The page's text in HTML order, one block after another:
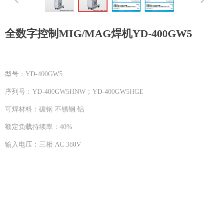
全数字控制MIG/MAG焊机YD-400GW5
型号：YD-400GW5
序列号：YD-400GW5HNW；YD-400GW5HGE
可焊材料：碳钢 不锈钢 铝
额定负载持续率：40%
输入电压：三相 AC 380V